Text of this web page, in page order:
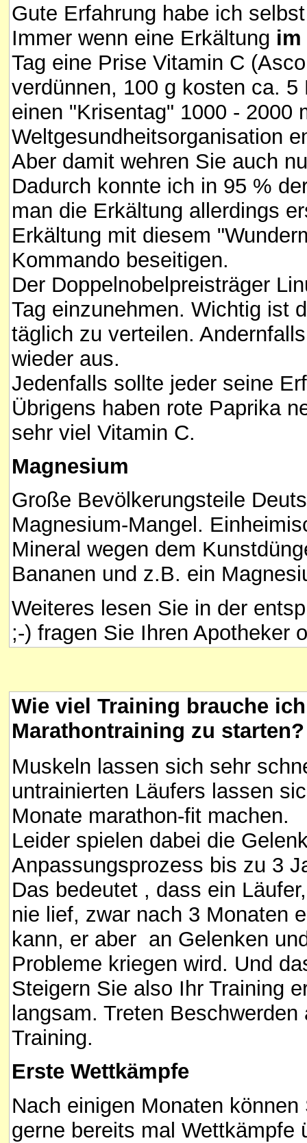
Gute Erfahrung habe ich
Immer wenn eine Erkältung im
Tag eine Prise Vitamin C
verdünnen, 100 g kosten ca.
einen "Krisentag" 1000 - 2000
Weltgesundheitsorganisation
Aber damit wehren Sie auch
Dadurch konnte ich in 95 %
man die Erkältung allerdings
Erkältung mit diesem
Kommando beseitigen.
Der Doppelnobelpreisträger
Tag einzunehmen. Wichtig ist
täglich zu verteilen.
wieder aus.
Jedenfalls sollte jeder seine
Übrigens haben rote Paprika
sehr viel Vitamin C.
Magnesium
Große Bevölkerungsteile
Magnesium-Mangel.
Mineral wegen dem
Bananen und z.B. ein
Weiteres lesen Sie in der
;-) fragen Sie Ihren Apotheker
Wie viel Training brauche
Marathontraining zu starten?
Muskeln lassen sich sehr
untrainierten Läufers lassen
Monate marathon-fit machen.
Leider spielen dabei die
Anpassungsprozess bis zu 3
Das bedeutet , dass ein
nie lief, zwar nach 3 Monaten
kann, er aber an Gelenken
Probleme kriegen wird. Und
Steigern Sie also Ihr Training
langsam. Treten
Training.
Erste Wettkämpfe
Nach einigen Monaten
gerne bereits mal